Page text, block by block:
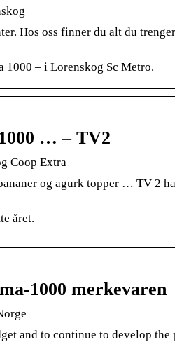
Hos oss finner du alt du
1000 – i Lorenskog Sc Metro.
… – TV2
Coop Extra
og agurk topper … TV 2
året.
1000 merkevaren
and to continue to develop